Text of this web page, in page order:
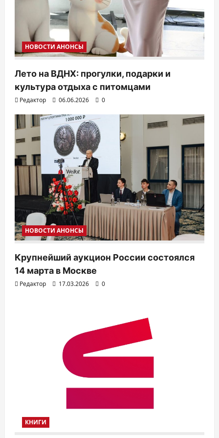
НОВОСТИ АНОНСЫ
Лето на ВДНХ: прогулки, подарки и
культура отдыха с питомцами
Редактор 06.06.2026 0
НОВОСТИ АНОНСЫ
Крупнейший аукцион России состоялся
14 марта в Москве
Редактор 17.03.2026 0
КНИГИ